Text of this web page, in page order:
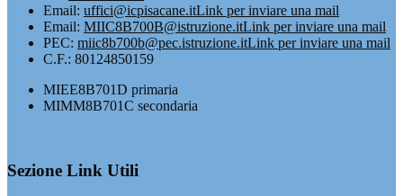
Email: uffici@icpisacane.itLink per inviare una mail
Email: MIIC8B700B@istruzione.itLink per inviare una mail
PEC: miic8b700b@pec.istruzione.itLink per inviare una mail
C.F.: 80124850159
MIEE8B701D primaria
MIMM8B701C secondaria
Sezione Link Utili